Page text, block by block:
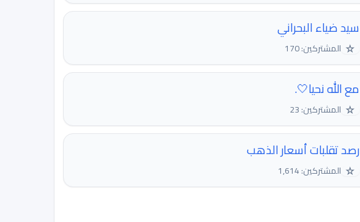
سيد ضياء البحراني
☆ المشتركين: 170
مع الله نحيا🤍.
☆ المشتركين: 23
رصد تقلبات أسعار الذهب
☆ المشتركين: 1,614